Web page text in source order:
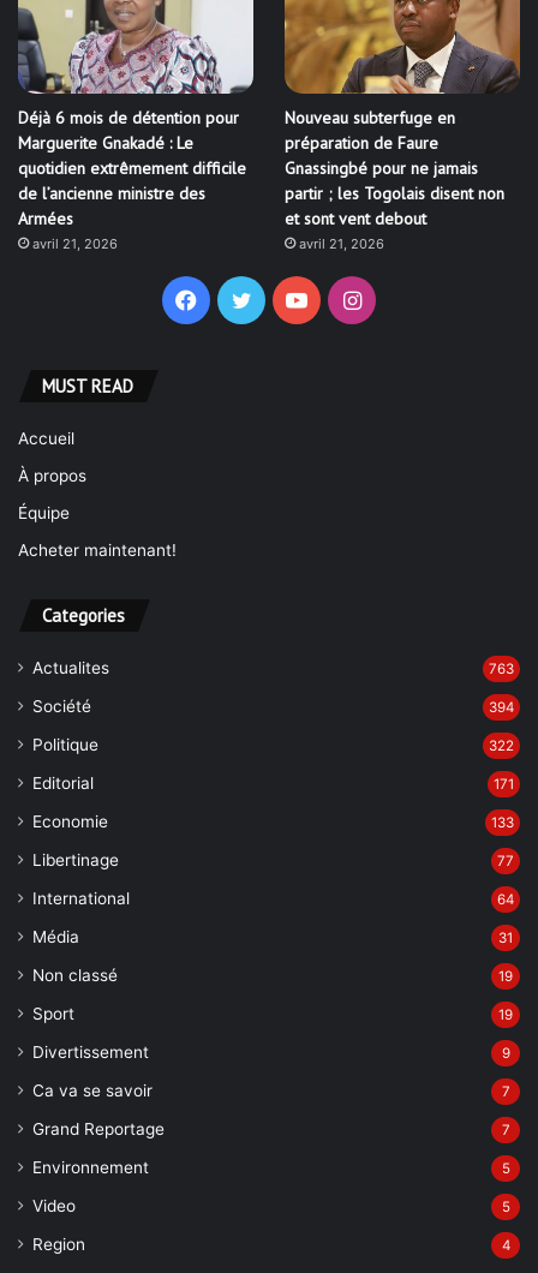
Déjà 6 mois de détention pour
Marguerite Gnakadé : Le
quotidien extrêmement difficile
de l’ancienne ministre des
Armées
avril 21, 2026
Nouveau subterfuge en
préparation de Faure
Gnassingbé pour ne jamais
partir ; les Togolais disent non
et sont vent debout
avril 21, 2026
Facebook
TwitterYouTubeInstagram
MUST READ
Accueil
À propos
Équipe
Acheter maintenant!
Categories
Actualites 763
Société 394
Politique 322
Editorial 171
Economie 133
Libertinage 77
International 64
Média 31
Non classé 19
Sport 19
Divertissement 9
Ca va se savoir 7
Grand Reportage 7
Environnement 5
Video 5
Region 4